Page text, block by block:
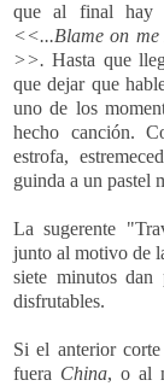
que al final hay
<<...Blame on
>>.Hasta que
que dejar que
uno de los
hecho canción.
estrofa,
guinda a un pastel
La sugerente
junto al motivo de
siete minutos dan
disfrutables.
Si el anterior
fuera China, o al